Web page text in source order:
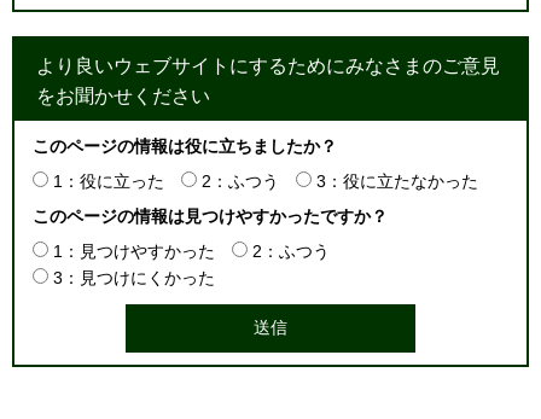
より良いウェブサイトにするためにみなさまのご意見
をお聞かせください
このページの情報は役に立ちましたか？
1：役に立った
2：ふつう
3：役に立たなかった
このページの情報は見つけやすかったですか？
1：見つけやすかった
2：ふつう
3：見つけにくかった